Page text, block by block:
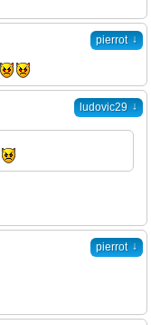
pierrot ↓
ludovic29 ↓
pierrot ↓